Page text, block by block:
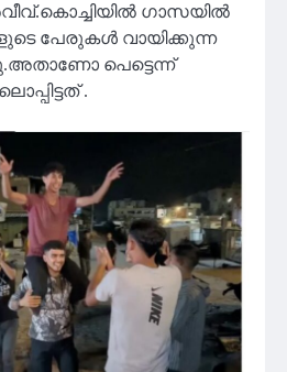
ഗാസയിൽ
പേരുകൾ വായിക്കുന്ന
പെട്ടെന്ന്
.